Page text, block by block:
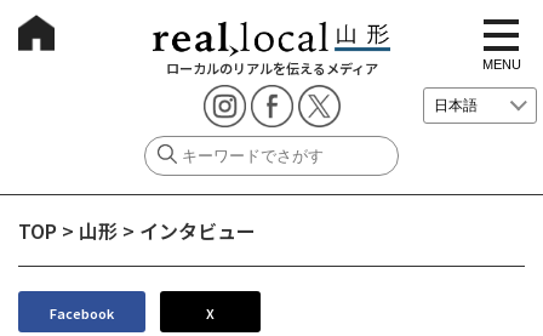
ローカルのリアルを伝えるメディア
t
o
g
g
e
i
i
MENU
TOP > 山形 > インタビュー
Facebook X